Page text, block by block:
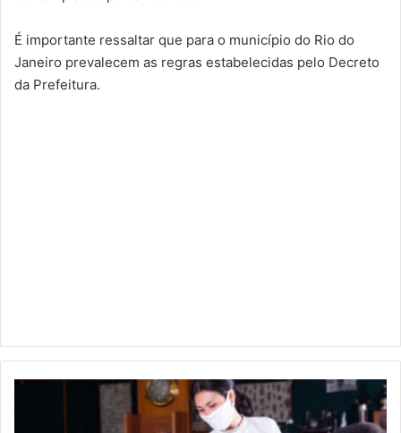
É importante ressaltar que para o município do Rio do
Janeiro prevalecem as regras estabelecidas pelo Decreto
da Prefeitura.
DECRETO